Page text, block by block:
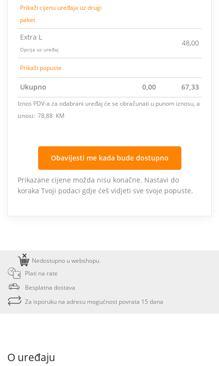
Prikaži cijenu uređaja uz drugi
paket
Extra L
Opcija uz uređaj
48,00
Prikaži popuste
Ukupno 0,00 67,33
Iznos PDV-a za odabrani uređaj će se obračunati u punom iznosu, a
iznosi: 78,88 KM
Obavijesti me kada bude dostupno
Prikazane cijene možda nisu konačne. Nastavi do
koraka Tvoji podaci gdje ćeš vidjeti sve svoje popuste.
Nedostupno u webshopu
Plati na rate
Besplatna dostava
Za isporuku na adresu mogućnost povrata 15 dana
O uređaju